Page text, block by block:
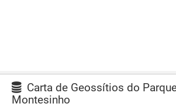
Carta de Geossítios do
Montesinho